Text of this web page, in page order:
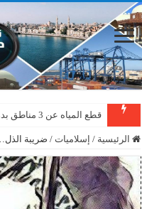
قطع المياه عن 3 مناطق بدمياط
الرئيسية / إسلاميات / ضريبة الذل…